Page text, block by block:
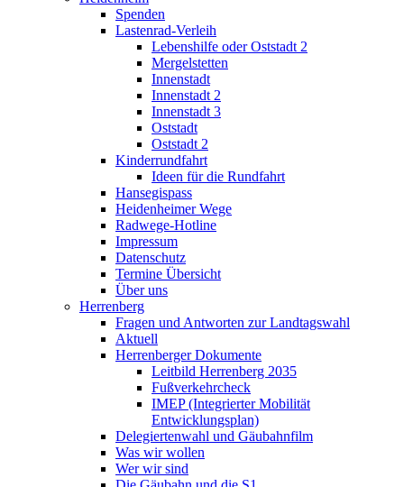
Spenden
Lastenrad-Verleih
Lebenshilfe oder Oststadt 2
Mergelstetten
Innenstadt
Innenstadt 2
Innenstadt 3
Oststadt
Oststadt 2
Kinderrundfahrt
Ideen für die Rundfahrt
Hansegispass
Heidenheimer Wege
Radwege-Hotline
Impressum
Datenschutz
Termine Übersicht
Über uns
Herrenberg
Fragen und Antworten zur Landtagswahl
Aktuell
Herrenberger Dokumente
Leitbild Herrenberg 2035
Fußverkehrcheck
IMEP (Integrierter Mobilität
Entwicklungsplan)
Delegiertenwahl und Gäubahnfilm
Was wir wollen
Wer wir sind